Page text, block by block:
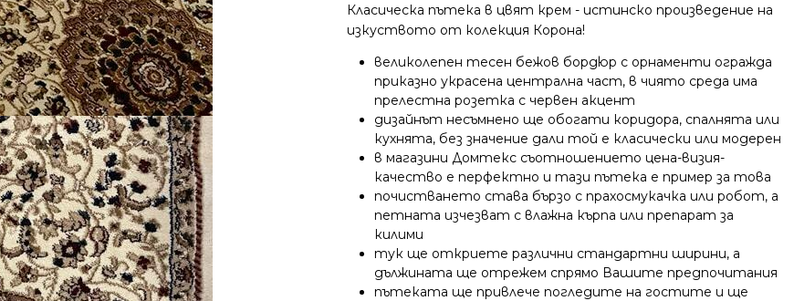
Класическа пътека в цвят крем - истинско произведение на
изкуството от колекция Корона!
великолепен тесен бежов бордюр с орнаменти огражда
приказно украсена централна част, в чиято среда има
прелестна розетка с червен акцент
дизайнът несъмнено ще обогати коридора, спалнята или
кухнята, без значение дали той е класически или модерен
в магазини Домтекс съотношението цена-визия-
качество е перфектно и тази пътека е пример за това
почистването става бързо с прахосмукачка или робот, а
петната изчезват с влажна кърпа или препарат за
килими
тук ще откриете различни стандартни ширини, а
дължината ще отрежем спрямо Вашите предпочитания
пътеката ще привлече погледите на гостите и ще